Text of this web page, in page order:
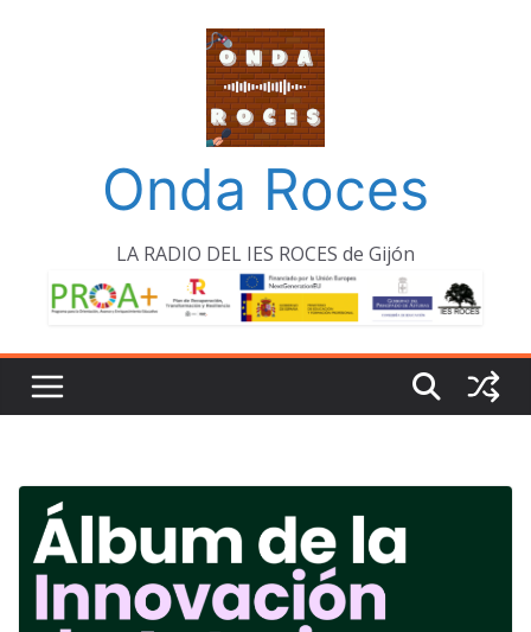
Onda Roces
LA RADIO DEL IES ROCES de Gijón